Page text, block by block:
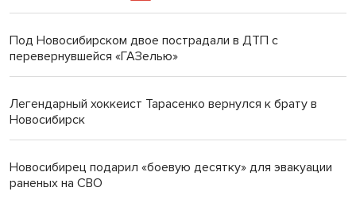
Под Новосибирском двое пострадали в ДТП с
перевернувшейся «ГАЗелью»
Легендарный хоккеист Тарасенко вернулся к брату в
Новосибирск
Новосибирец подарил «боевую десятку» для эвакуации
раненых на СВО